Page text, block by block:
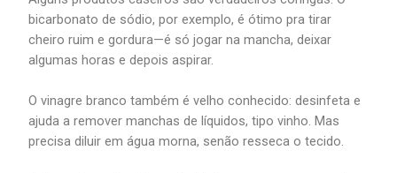
bicarbonato de sódio, por exemplo, é ótimo pra tirar
cheiro ruim e gordura—é só jogar na mancha, deixar
algumas horas e depois aspirar.
O vinagre branco também é velho conhecido: desinfeta e
ajuda a remover manchas de líquidos, tipo vinho. Mas
precisa diluir em água morna, senão resseca o tecido.